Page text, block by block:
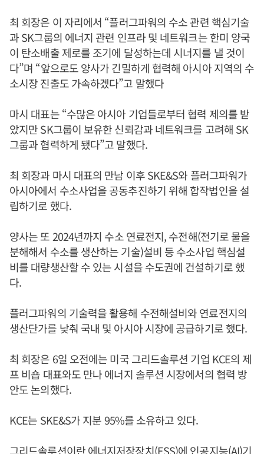
최 회장은 이 자리에서 “플러그파워의 수소 관련 핵심기술
과 SK그룹의 에너지 관련 인프라 및 네트워크는 한미 양국
이 탄소배출 제로를 조기에 달성하는데 시너지를 낼 것이
다”며 “앞으로도 양사가 긴밀하게 협력해 아시아 지역의 수
소시장 진출도 가속하겠다”고 말했다
마시 대표는 “수많은 아시아 기업들로부터 협력 제의를 받
았지만 SK그룹이 보유한 신뢰감과 네트워크를 고려해 SK
그룹과 협력하게 됐다”고 말했다.
최 회장과 마시 대표의 만남 이후 SKE&S와 플러그파워가
아시아에서 수소사업을 공동추진하기 위해 합작법인을 설
립하기로 했다.
양사는 또 2024년까지 수소 연료전지, 수전해(전기로 물을
분해해서 수소를 생산하는 기술)설비 등 수소사업 핵심설
비를 대량생산할 수 있는 시설을 수도권에 건설하기로 했
다.
플러그파워의 기술력을 활용해 수전해설비와 연료전지의
생산단가를 낮춰 국내 및 아시아 시장에 공급하기로 했다.
최 회장은 6일 오전에는 미국 그리드솔루션 기업 KCE의 제
프 비숍 대표와도 만나 에너지 솔루션 시장에서의 협력 방
안도 논의했다.
KCE는 SKE&S가 지분 95%를 소유하고 있다.
그리드솔루션이란 에너지저장장치(ESS)에 인공지능(AI)기